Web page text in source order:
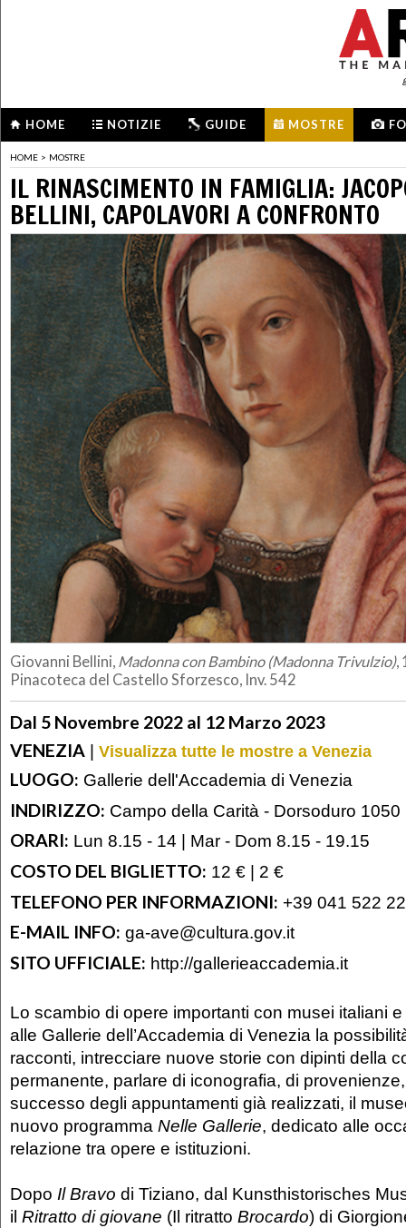
HOME NOTIZIE GUIDE MOSTRE
HOME > MOSTRE
IL RINASCIMENTO IN FAMIGLIA:
BELLINI, CAPOLAVORI A CONFRONTO
Giovanni Bellini, Madonna con Bambino (Madonna Trivulzio),
Pinacoteca del Castello Sforzesco, Inv. 542
Dal 5 Novembre 2022 al 12 Marzo 2023
VENEZIA | Visualizza tutte le mostre a Venezia
LUOGO: Gallerie dell'Accademia di Venezia
INDIRIZZO: Campo della Carità - Dorsoduro 1050
ORARI: Lun 8.15 - 14 | Mar - Dom 8.15 - 19.15
COSTO DEL BIGLIETTO: 12 € | 2 €
TELEFONO PER INFORMAZIONI: +39 041 522
E-MAIL INFO: ga-ave@cultura.gov.it
SITO UFFICIALE: http://gallerieaccademia.it
Lo scambio di opere importanti con musei italiani
alle Gallerie dell’Accademia di Venezia la
racconti, intrecciare nuove storie con dipinti della
permanente, parlare di iconografia, di
successo degli appuntamenti già realizzati, il
nuovo programma Nelle Gallerie, dedicato alle
relazione tra opere e istituzioni.
Dopo Il Bravo di Tiziano, dal Kunsthistorisches
il Ritratto di giovane (Il ritratto Brocardo) di